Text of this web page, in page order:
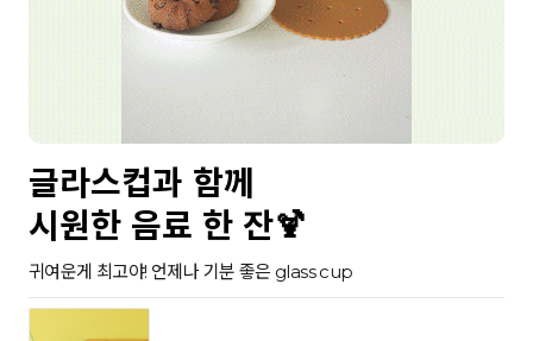
글라스컵과 함께
시원한 음료 한 잔🍹
귀여운게 최고야! 언제나 기분 좋은 glass cup